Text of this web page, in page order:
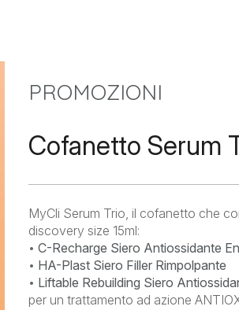
PROMOZIONI
Cofanetto Serum
MyCli Serum Trio, il cofanetto che
discovery size 15ml:
• C-Recharge Siero Antiossidante
• HA-Plast Siero Filler Rimpolpante
• Liftable Rebuilding Siero
per un trattamento ad azione